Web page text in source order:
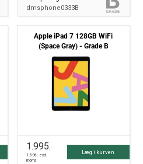
dmsphone0333B
Apple iPad 7 128GB WiFi
(Space Gray) - Grade B
1.995,-
1.596,- excl.
moms
Læg i kurven